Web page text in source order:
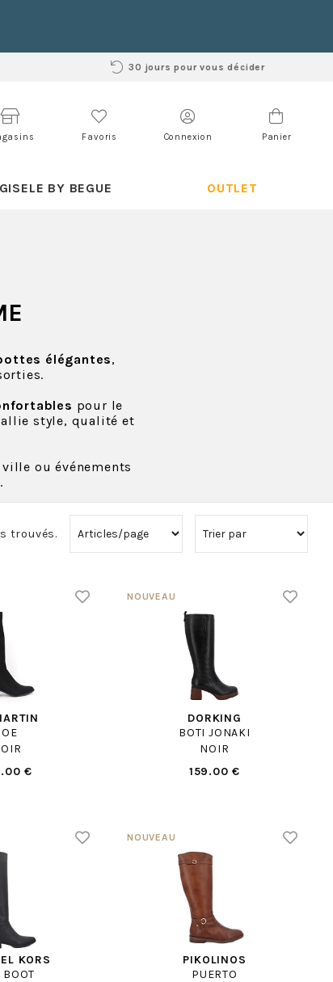
30 jours pour vous décider
Favoris Connexion Panier
GISELE BY BEGUE OUTLET
élégantes,
pour le
allie style, qualité et
ou événements
trouvés.
€
DORKING
BOTI JONAKI
NOIR
159.00 €
KORS
BOOT
PIKOLINOS
PUERTO